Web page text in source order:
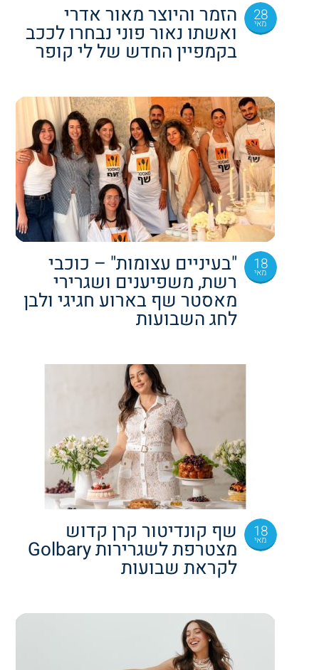
28
מאי הזמר והיוצר מאור אדרי
ואשתו נאור פוני נבחרו לככב
בקמפיין החדש של לי קופר
18
מאי "בעיניים עצומות" – כוכבי
רשת, משפיענים ושגרירי
מאסטר שף בארוע חגיגי ולבן
לחג השבועות
18
מאי שף קונדיטור קרן קדוש
מצטרפת לשגרירות Golbary
לקראת שבועות